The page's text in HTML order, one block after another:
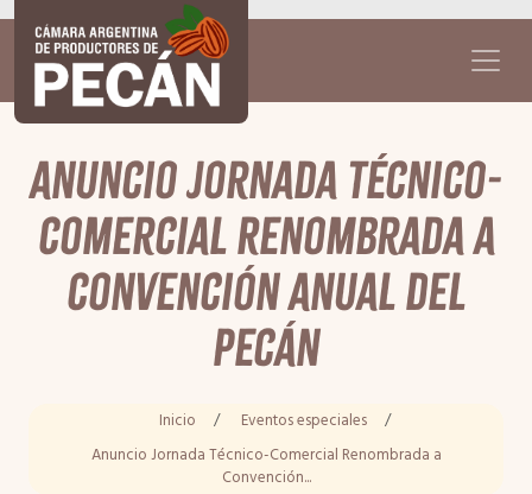
Anuncio Jornada Técnico-
Comercial Renombrada a
Convención Anual del
Pecán
Inicio / Eventos especiales
/
Anuncio Jornada Técnico-Comercial Renombrada a
Convención...